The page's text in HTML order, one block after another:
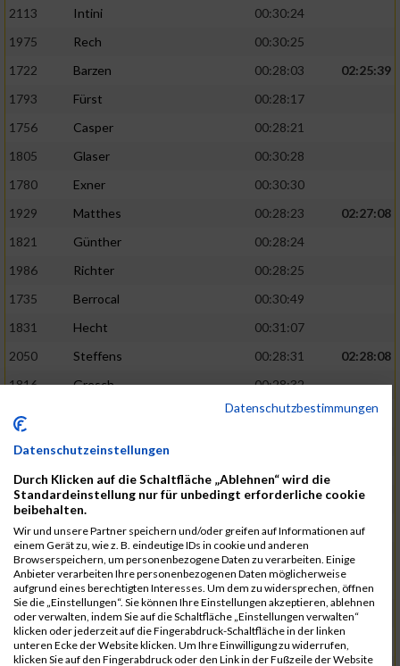
2113
Intini
00:30:24
1975
Rech
00:30:25
1722
Barzen 00:28:03
02:25:39
1793
Fürst
00:28:17
1756
Casper
00:28:21
1805
Glaser
00:30:28
1780
Exner
00:30:30
1929
Matthes 00:28:23
02:27:08
1821
Günther
00:28:24
1986
Richter
00:28:25
1735
Berrocal
00:30:49
1831
Hecht
00:31:07
2050
Steffens 00:28:31
02:28:08
1816
Gresch
00:28:32
1933
00:28:33
1865
Kasper 00:28:34
02:28:33
2073
Voß
00:28:34
1976
Rech
00:28:37
1856
Johann
00:31:23
1928
Martini
00:31:25
1944
Mrsic 00:28:40
02:29:00
Datenschutzbestimmungen
Datenschutzeinstellungen
Durch Klicken auf die Schaltfläche „Ablehnen“ wird die
Standardeinstellung nur für unbedingt erforderliche cookie
beibehalten.
Wir und unsere Partner speichern und/oder greifen auf Informationen auf
einem Gerät zu, wie z. B. eindeutige IDs in cookie und anderen
Browserspeichern, um personenbezogene Daten zu verarbeiten. Einige
Anbieter verarbeiten Ihre personenbezogenen Daten möglicherweise
aufgrund eines berechtigten Interesses. Um dem zu widersprechen, öffnen
Sie die „Einstellungen“. Sie können Ihre Einstellungen akzeptieren, ablehnen
oder verwalten, indem Sie auf die Schaltfläche „Einstellungen verwalten“
klicken oder jederzeit auf die Fingerabdruck-Schaltfläche in der linken
unteren Ecke der Website klicken. Um Ihre Einwilligung zu widerrufen,
klicken Sie auf den Fingerabdruck oder den Link in der Fußzeile der Website